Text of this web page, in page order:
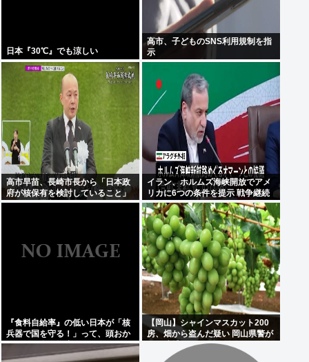
日本『30℃』でも涼しい
高市、子どものSNS利用規制を指
示
高市早苗、長崎市長から「日本政
府が核保有を検討していること」
を公然と批判され思いっきり睨み
イラン、ホルムズ海峡開放でアメ
リカに6つの条件を提示 戦争継続
へ
『食料自給率』の低い日本が「核
兵器で国を守る！」って、頭おか
しくね？食べ物止められたら終わ
りじゃん
【岡山】シャインマスカット200
房、畑から盗んだ疑い 岡山県警が